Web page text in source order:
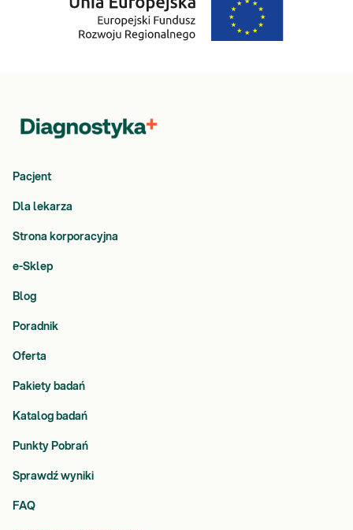
Pacjent
Dla lekarza
Strona korporacyjna
e-Sklep
Blog
Poradnik
Oferta
Pakiety badań
Katalog badań
Punkty Pobrań
Sprawdź wyniki
FAQ